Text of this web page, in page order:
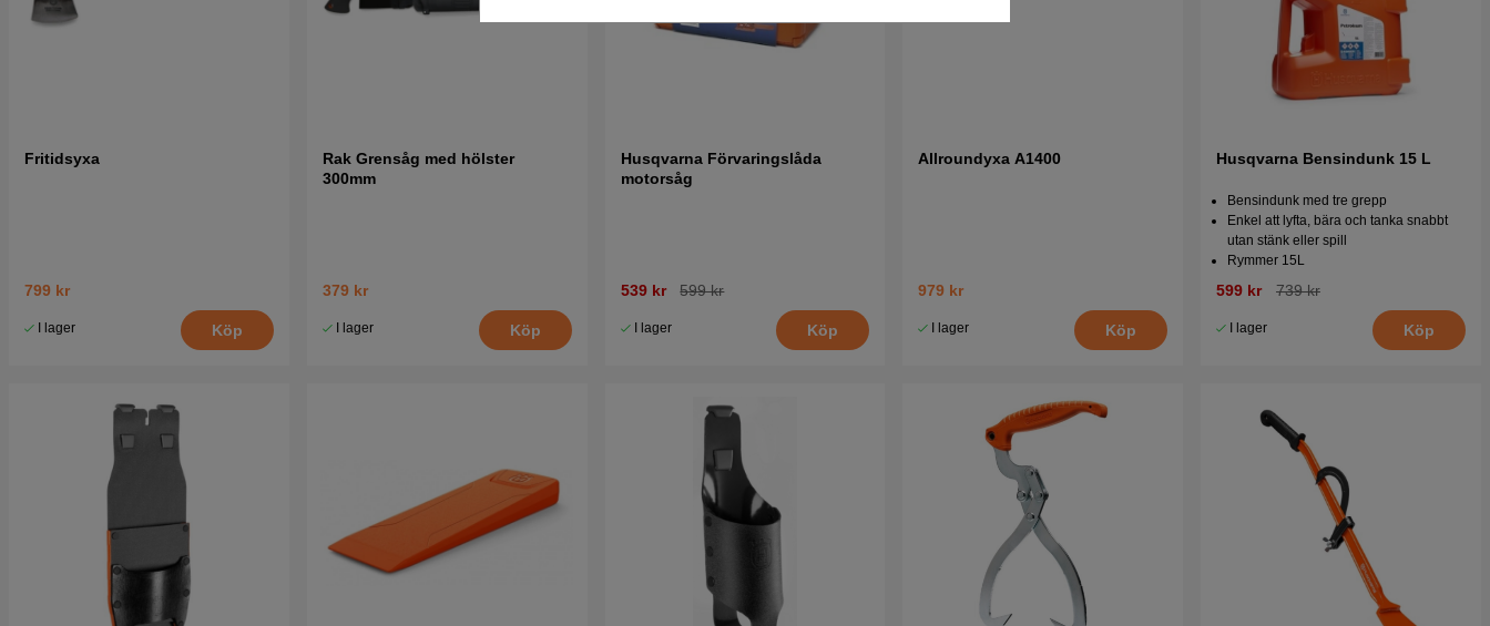
Fritidsyxa
799 kr
I lager Köp
Rak Grensåg med hölster
300mm
379 kr
I lager Köp
Husqvarna Förvaringslåda
motorsåg
539 kr 599 kr
I lager Köp
Allroundyxa A1400
979 kr
I lager Köp
Husqvarna Bensindunk 15 L
Bensindunk med tre grepp
Enkel att lyfta, bära och tanka snabbt
utan stänk eller spill
Rymmer 15L
599 kr 739 kr
I lager Köp